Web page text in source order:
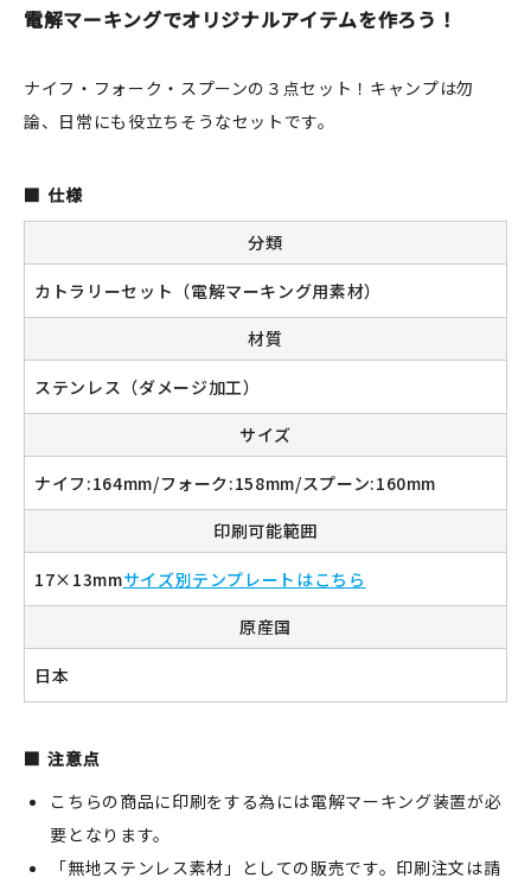
JAMグッズ
在庫限り
おすすめ特集
読みもの
おしらせ
ログイン
お買い物ガイド
電解マーキングでオリジナルアイテムを作ろう！
ナイフ・フォーク・スプーンの３点セット！キャンプは勿
論、日常にも役立ちそうなセットです。
仕様
分類
カトラリーセット（電解マーキング用素材）
材質
ステンレス（ダメージ加工）
サイズ
ナイフ:164mm/フォーク:158mm/スプーン:160mm
印刷可能範囲
17×13mmサイズ別テンプレートはこちら
原産国
日本
注意点
こちらの商品に印刷をする為には電解マーキング装置が必
要となります。
「無地ステンレス素材」としての販売です。印刷注文は請